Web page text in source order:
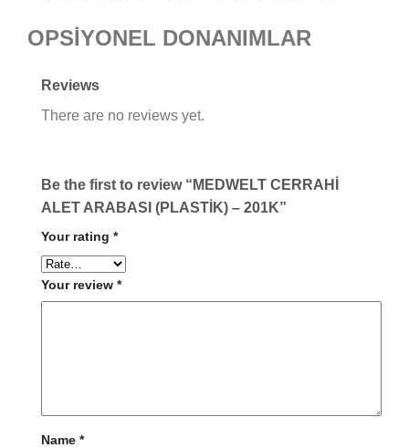
OPSİYONEL DONANIMLAR
Reviews
There are no reviews yet.
Be the first to review “MEDWELT CERRAHİ
ALET ARABASI (PLASTİK) – 201K”
Your rating *
Your review *
Name *